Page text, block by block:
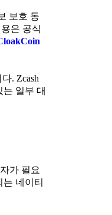
보호 동
은 공식
. Zcash
일부 대
가 필요
네이티